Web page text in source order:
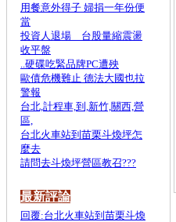
用餐意外得子 婦捐一年份便
當
投資人退場 台股量縮震盪
收平盤
..硬碟吃緊品牌PC遭殃
歐債危機難止 德法大國也拉
警報
台北,計程車,到,新竹,關西,營
區,
台北火車站到苗栗斗煥坪怎
麼去
請問去斗煥坪營區教召???
最新評論
回覆:台北火車站到苗栗斗煥